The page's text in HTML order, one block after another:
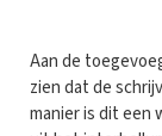
Aan de
zien dat de
manier is dit een